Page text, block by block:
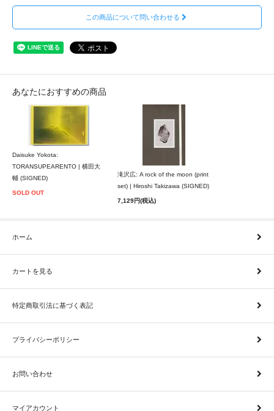
この商品について問い合わせる
あなたにおすすめの商品
Daisuke Yokota:
TORANSUPEARENTO | 横田大
輔 (SIGNED)
SOLD OUT
滝沢広: A rock of the moon (print
set) | Hiroshi Takizawa (SIGNED)
7,129円(税込)
ホーム
カートを見る
特定商取引法に基づく表記
プライバシーポリシー
お問い合わせ
マイアカウント